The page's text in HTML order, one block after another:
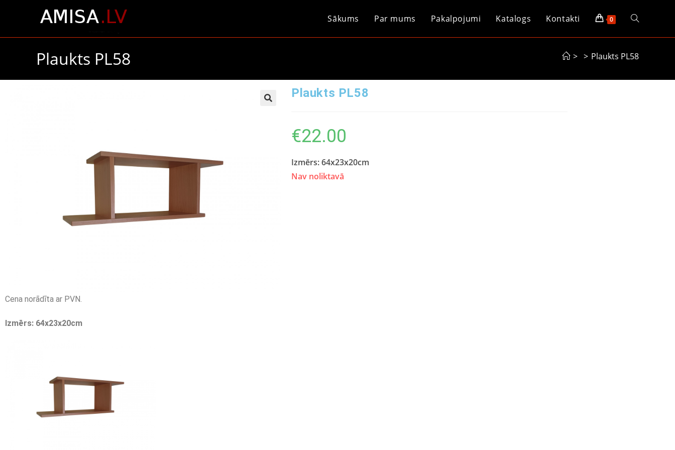
Sākums Par mums Pakalpojumi Katalogs Kontakti 0
Plaukts PL58 > > Plaukts PL58
Cena norādīta ar PVN.
Izmērs: 64x23x20cm
Plaukts PL58
€22.00
Izmērs: 64x23x20cm
Nav noliktavā